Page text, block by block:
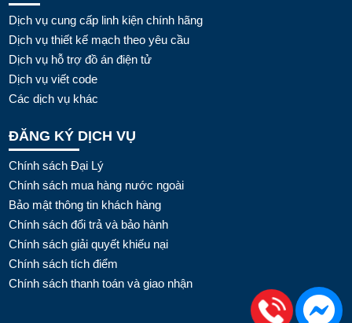
Dịch vụ cung cấp linh kiện chính hãng
Dịch vụ thiết kế mạch theo yêu cầu
Dịch vụ hỗ trợ đồ án điện tử
Dịch vụ viết code
Các dịch vụ khác
ĐĂNG KÝ DỊCH VỤ
Chính sách Đại Lý
Chính sách mua hàng nước ngoài
Bảo mật thông tin khách hàng
Chính sách đổi trả và bảo hành
Chính sách giải quyết khiếu nại
Chính sách tích điểm
Chính sách thanh toán và giao nhận